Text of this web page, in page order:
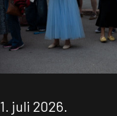
1. juli 2026.